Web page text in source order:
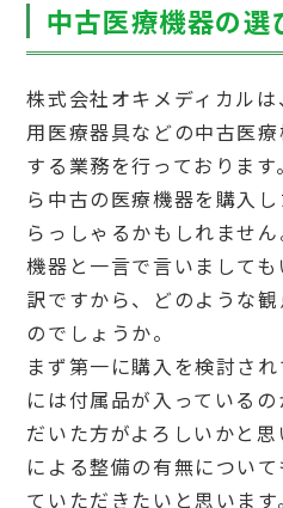
中古医療機器の選
株式会社オキメディカル
用医療器具などの中古医
する業務を行っておりま
ら中古の医療機器を購入
らっしゃるかもしれませ
機器と一言で言いまして
訳ですから、どのような
のでしょうか。
まず第一に購入を検討さ
には付属品が入っている
だいた方がよろしいかと
による整備の有無につい
ていただきたいと思いま